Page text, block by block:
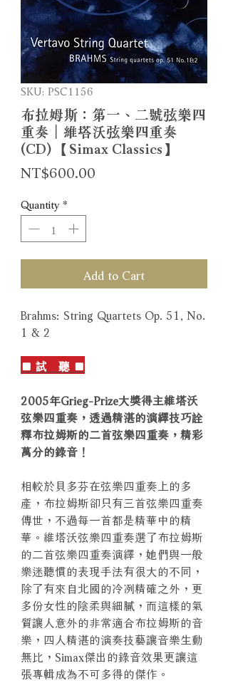
SKU: PSC1156
布拉姆斯：第一、二號弦樂四
重奏｜維塔沃弦樂四重奏
(CD) 【Simax Classics】
NT$600.00
Quantity *
Add to Cart
Brahms: String Quartets Op. 51, No.
1 & 2
■ 試 聽 ■
2005年Grieg-Prize大獎得主維塔沃
弦樂四重奏，透過精湛的演繹技巧詮
釋布拉姆斯的二首弦樂四重奏，精彩
萬分的錄音！
相較於貝多芬在弦樂四重奏上的多
產，布拉姆斯卻只有三首弦樂四重奏
傳世，不過每一首都是精華中的精
華。維塔沃弦樂四重奏選了布拉姆斯
的二首弦樂四重奏演繹，她們與一般
樂迷聽慣的表現手法有很大的不同，
除了有來自北國的冷冽精確之外，更
多份女性的陰柔與細膩，而這樣的氣
質讓人意外的非常適合布拉姆斯的音
樂，四人精湛的演奏技藝讓音樂生動
無比，Simax傑出的錄音效果更讓這
張專輯成為不可多得的傑作。